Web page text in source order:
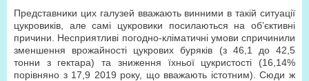
Представники цих галузей вважають винними в такій ситуації
цукровиків, але самі цукровики посилаються на об’єктивні
причини. Несприятливі погодно-кліматичні умови спричинили
зменшення врожайності цукрових буряків (з 46,1 до 42,5
тонни з гектара) та зниження їхньої цукристості (16,14%
порівняно з 17,9 2019 року, що вважають істотним). Сюди ж